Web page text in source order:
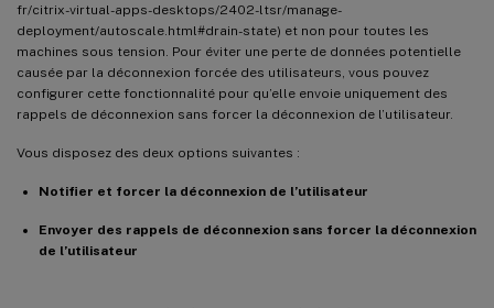
fr/citrix-virtual-apps-desktops/2402-ltsr/manage-
deployment/autoscale.html#drain-state) et non pour toutes les
machines sous tension. Pour éviter une perte de données potentielle
causée par la déconnexion forcée des utilisateurs, vous pouvez
configurer cette fonctionnalité pour qu’elle envoie uniquement des
rappels de déconnexion sans forcer la déconnexion de l’utilisateur.
Vous disposez des deux options suivantes :
Notifier et forcer la déconnexion de l’utilisateur
Envoyer des rappels de déconnexion sans forcer la déconnexion
de l’utilisateur